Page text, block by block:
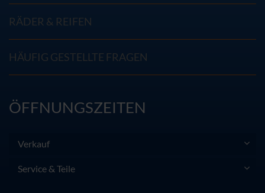
RÄDER & REIFEN
HÄUFIG GESTELLTE FRAGEN
ÖFFNUNGSZEITEN
Verkauf
Service & Teile